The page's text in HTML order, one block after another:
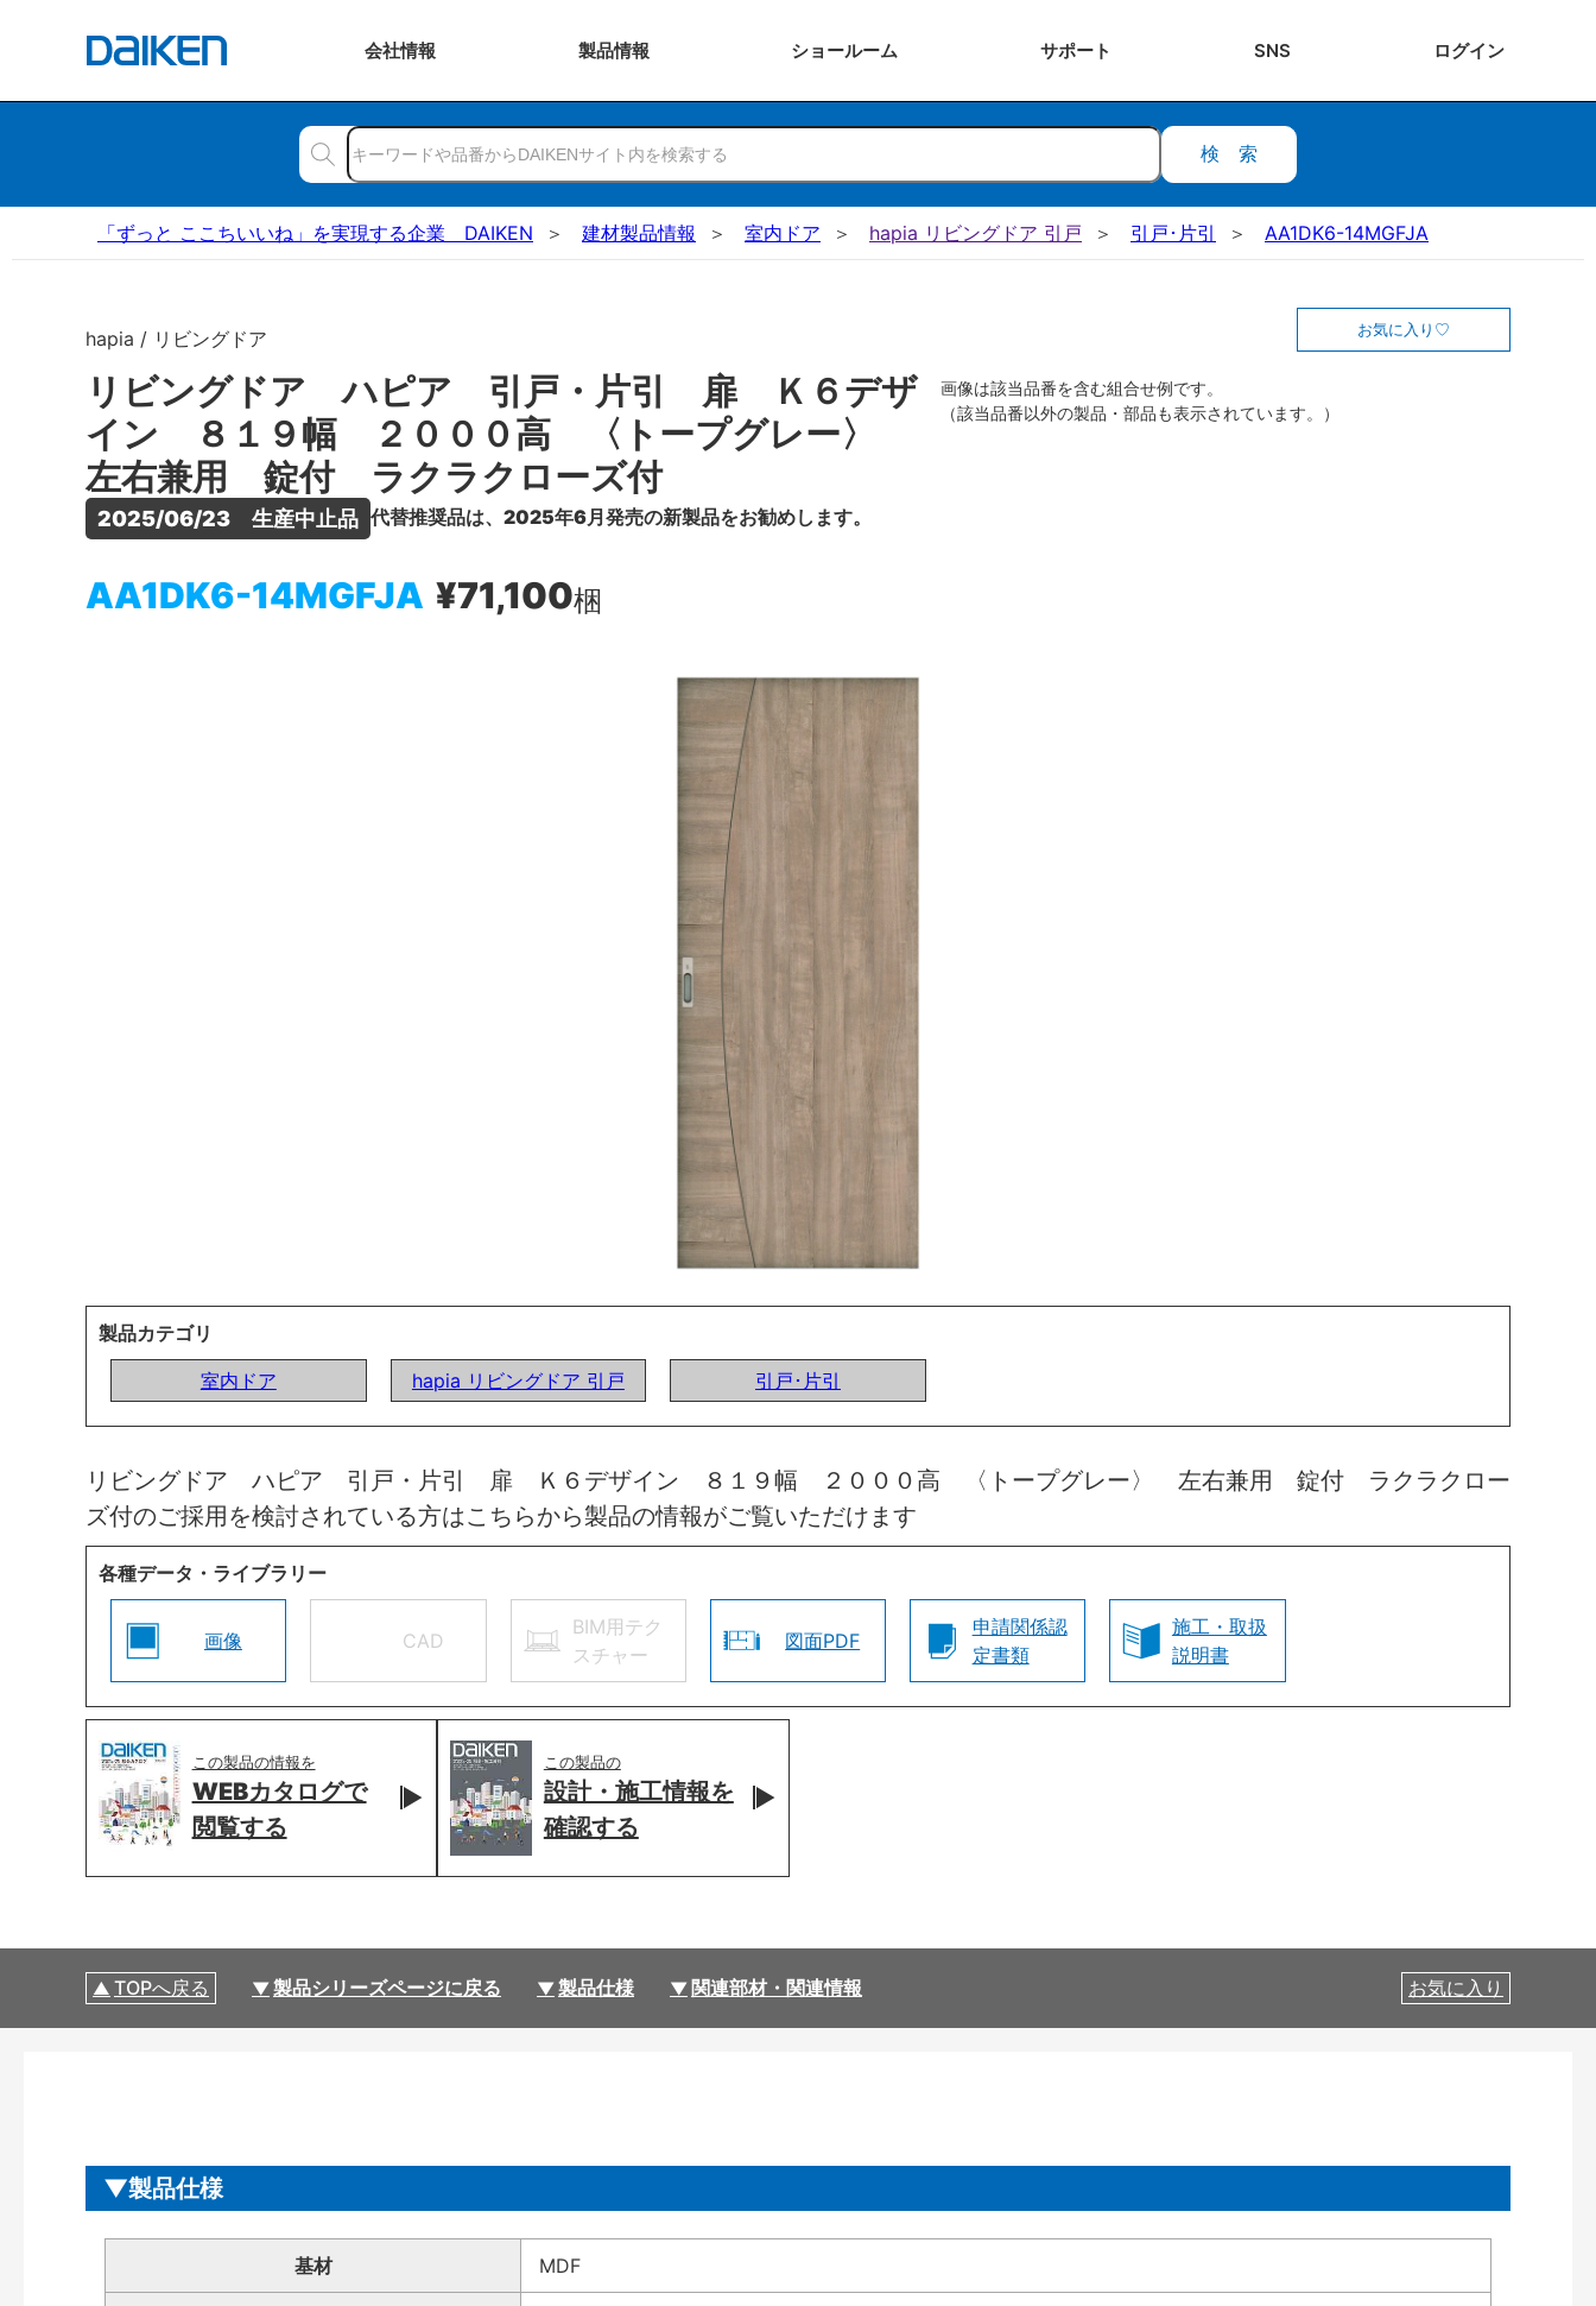
会社情報 製品情報 ショールーム サポート SNS ログイン
検索
「ずっと ここちいいね」を実現する企業 DAIKEN 建材製品情報 室内ドア hapia リビングドア 引戸 引戸･片引 AA1DK6-14MGFJA
hapia / リビングドア
リビングドア ハピア 引戸・片引 扉 Ｋ６デザ
イン ８１９幅 ２０００高 〈トープグレー〉
左右兼用 錠付 ラクラクローズ付
2025/06/23　生産中止品 代替推奨品は、2025年6月発売の新製品をお勧めします。
AA1DK6-14MGFJA ¥71,100梱
お気に入り
画像は該当品番を含む組合せ例です。
（該当品番以外の製品・部品も表示されています。）
製品カテゴリ
室内ドア
hapia リビングドア 引戸 引戸･片引
リビングドア ハピア 引戸・片引 扉 Ｋ６デザイン ８１９幅 ２０００高 〈トープグレー〉 左右兼用 錠付 ラクラクロー
ズ付のご採用を検討されている方はこちらから製品の情報がご覧いただけます
各種データ・ライブラリー
画像 CAD
BIM用テク
スチャー
図面PDF
申請関係認
定書類
施工・取扱
説明書
この製品の情報を
WEBカタログで
閲覧する
この製品の
設計・施工情報を
確認する
TOPへ戻る 製品シリーズページに戻る 製品仕様 関連部材・関連情報 お気に入り
製品仕様
基材 MDF